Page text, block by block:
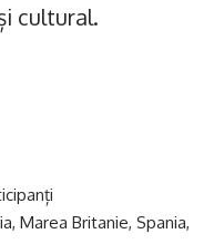
cultural.
Marea Britanie, Spania,